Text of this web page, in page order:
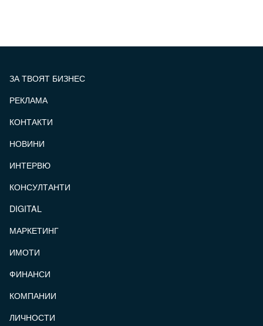
ЗА ТВОЯТ БИЗНЕС
РЕКЛАМА
КОНТАКТИ
НОВИНИ
ИНТЕРВЮ
КОНСУЛТАНТИ
DIGITAL
МАРКЕТИНГ
ИМОТИ
ФИНАНСИ
КОМПАНИИ
ЛИЧНОСТИ